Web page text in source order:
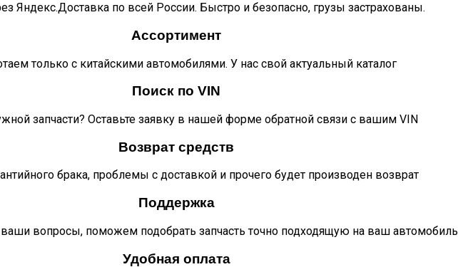
Яндекс.Доставка по всей России. Быстро и безопасно, грузы застрахованы.
Ассортимент
только с китайскими автомобилями. У нас свой актуальный каталог
Поиск по VIN
запчасти? Оставьте заявку в нашей форме обратной связи с вашим VIN
Возврат средств
брака, проблемы с доставкой и прочего будет производен возврат
Поддержка
вопросы, поможем подобрать запчасть точно подходящую на ваш автомобиль
Удобная оплата